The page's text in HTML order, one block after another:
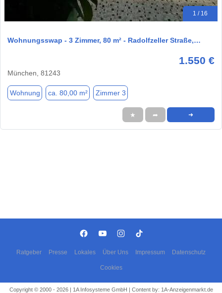
1 / 16
Wohnungsswap - 3 Zimmer, 80 m² - Radolfzeller Straße,…
1.550 €
München, 81243
Wohnung ca. 80,00 m² Zimmer 3
★ ➦ ➜
Ratgeber Presse Lokales Über Uns Impressum Datenschutz
Cookies
Copyright © 2000 - 2026 | 1A Infosysteme GmbH | Content by: 1A-Anzeigenmarkt.de